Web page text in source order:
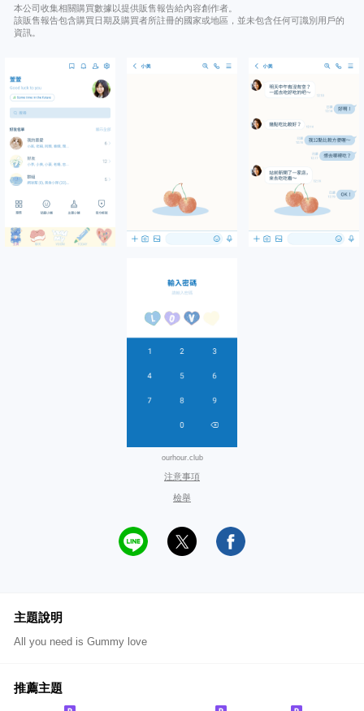
本公司收集相關購買數據以提供販售報告給內容創作者。
該販售報告包含購買日期及購買者所註冊的國家或地區，並未包含任何可識別用戶的
資訊。
ourhour.club
注意事項
檢舉
主題說明
All you need is Gummy love
推薦主題